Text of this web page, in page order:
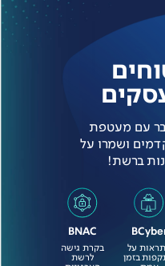
עם מעטפת
ושמרו על
ברשת!
על
בזמן
BNAC
בקרת גישה
לרשת